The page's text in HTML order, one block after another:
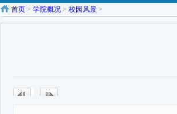
首页 > 学院概况 > 校园风景 >